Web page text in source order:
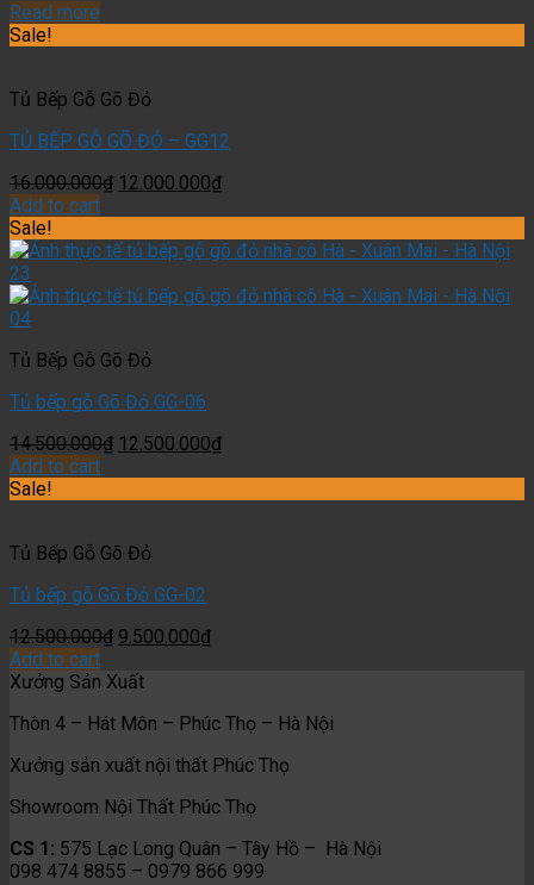
Read more
Sale!
Tủ Bếp Gỗ Gõ Đỏ
TỦ BẾP GỖ GÕ ĐỎ – GG12
16.000.000₫ 12.000.000₫
Add to cart
Sale!
Tủ Bếp Gỗ Gõ Đỏ
Tủ bếp gỗ Gõ Đỏ GG-06
14.500.000₫ 12.500.000₫
Add to cart
Sale!
Tủ Bếp Gỗ Gõ Đỏ
Tủ bếp gỗ Gõ Đỏ GG-02
12.500.000₫ 9.500.000₫
Add to cart
Xưởng Sản Xuất
Thôn 4 – Hát Môn – Phúc Thọ – Hà Nội
Xưởng sản xuất nội thất Phúc Thọ
Showroom Nội Thất Phúc Thọ
CS 1: 575 Lạc Long Quân – Tây Hồ – Hà Nội
098 474 8855 – 0979 866 999